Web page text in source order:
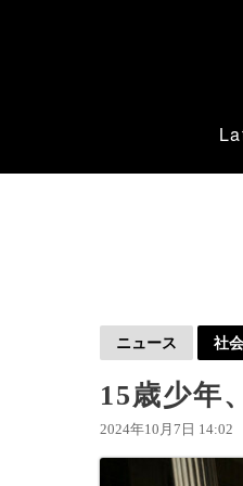
ニュース 社会
15歳少年
2024年10月7日 14:02